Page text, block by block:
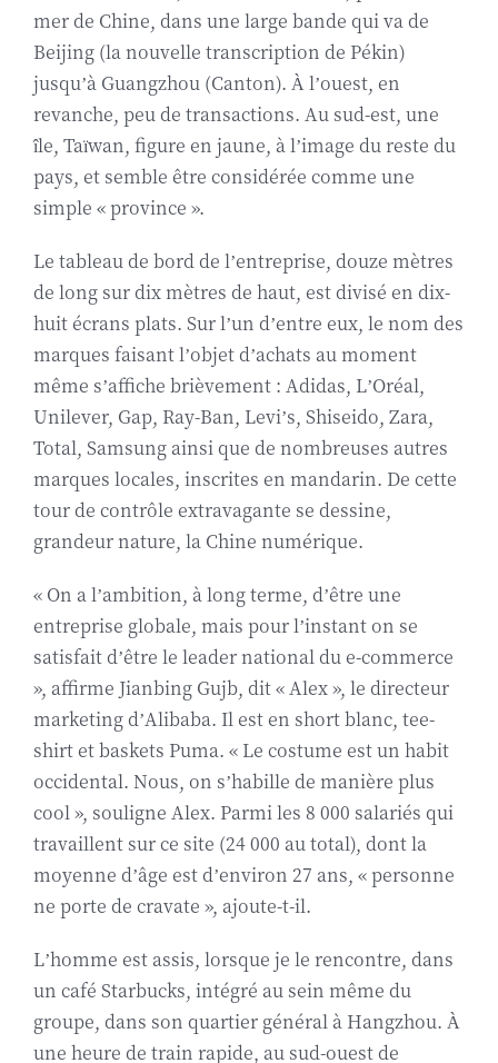
mer de Chine, dans une large bande qui va de
Beijing (la nouvelle transcription de Pékin)
jusqu’à Guangzhou (Canton). À l’ouest, en
revanche, peu de transactions. Au sud-est, une
île, Taïwan, figure en jaune, à l’image du reste du
pays, et semble être considérée comme une
simple « province ».
Le tableau de bord de l’entreprise, douze mètres
de long sur dix mètres de haut, est divisé en dix-
huit écrans plats. Sur l’un d’entre eux, le nom des
marques faisant l’objet d’achats au moment
même s’affiche brièvement : Adidas, L’Oréal,
Unilever, Gap, Ray-Ban, Levi’s, Shiseido, Zara,
Total, Samsung ainsi que de nombreuses autres
marques locales, inscrites en mandarin. De cette
tour de contrôle extravagante se dessine,
grandeur nature, la Chine numérique.
« On a l’ambition, à long terme, d’être une
entreprise globale, mais pour l’instant on se
satisfait d’être le leader national du e-commerce
», affirme Jianbing Gujb, dit « Alex », le directeur
marketing d’Alibaba. Il est en short blanc, tee-
shirt et baskets Puma. « Le costume est un habit
occidental. Nous, on s’habille de manière plus
cool », souligne Alex. Parmi les 8 000 salariés qui
travaillent sur ce site (24 000 au total), dont la
moyenne d’âge est d’environ 27 ans, « personne
ne porte de cravate », ajoute-t-il.
L’homme est assis, lorsque je le rencontre, dans
un café Starbucks, intégré au sein même du
groupe, dans son quartier général à Hangzhou. À
une heure de train rapide, au sud-ouest de